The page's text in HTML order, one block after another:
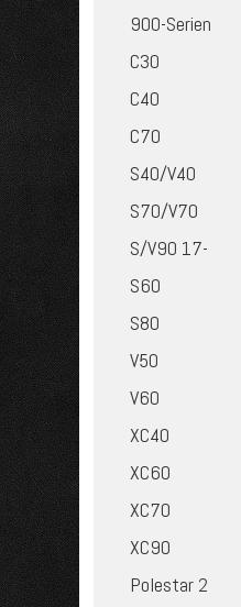
900-Serien
C30
C40
C70
S40/V40
S70/V70
S/V90 17-
S60
S80
V50
V60
XC40
XC60
XC70
XC90
Polestar 2